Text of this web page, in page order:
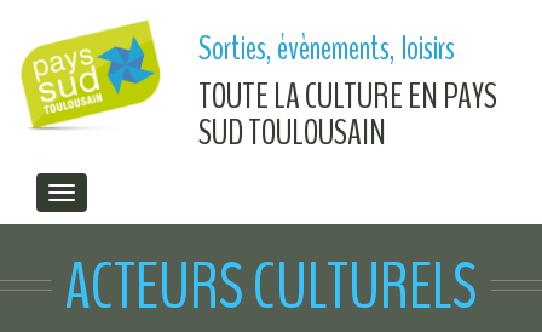
Sorties, évènements, loisirs
TOUTE LA CULTURE EN PAYS
SUD TOULOUSAIN
ACTEURS CULTURELS